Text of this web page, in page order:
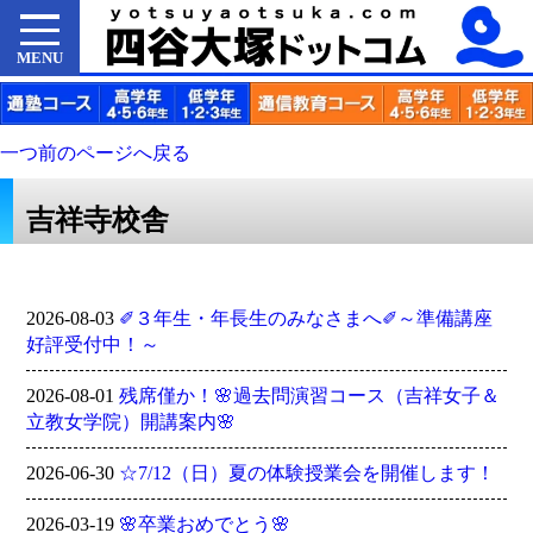
MENU
一つ前のページへ戻る
吉祥寺校舎
2026-08-03 ✐３年生・年長生のみなさまへ✐～準備講座
好評受付中！～
2026-08-01 残席僅か！🌸過去問演習コース（吉祥女子＆
立教女学院）開講案内🌸
2026-06-30 ☆7/12（日）夏の体験授業会を開催します！
2026-03-19 🌸卒業おめでとう🌸